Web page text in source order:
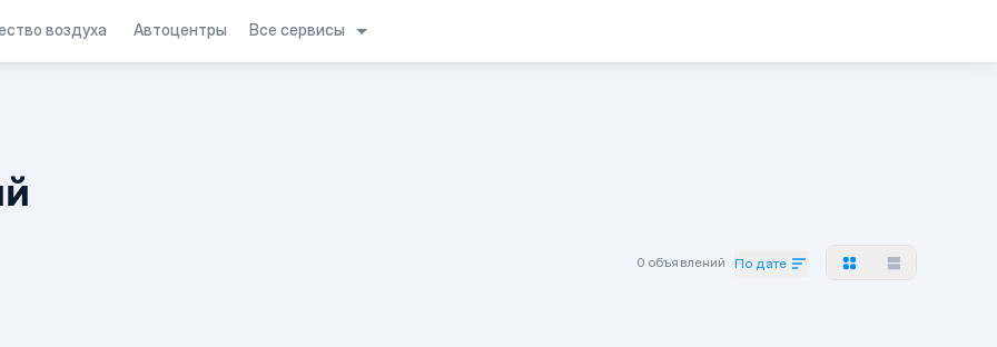
воздуха Автоцентры Все сервисы
0 объявлений По дате